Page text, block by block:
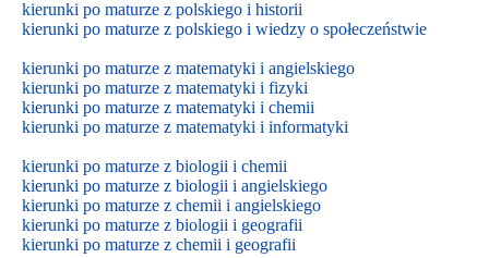
kierunki po maturze z polskiego i historii
kierunki po maturze z polskiego i wiedzy o społeczeństwie
kierunki po maturze z matematyki i angielskiego
kierunki po maturze z matematyki i fizyki
kierunki po maturze z matematyki i chemii
kierunki po maturze z matematyki i informatyki
kierunki po maturze z biologii i chemii
kierunki po maturze z biologii i angielskiego
kierunki po maturze z chemii i angielskiego
kierunki po maturze z biologii i geografii
kierunki po maturze z chemii i geografii